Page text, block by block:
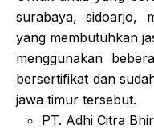
surabaya, sidoarjo,
yang membutuhkan
menggunakan
bersertifikat dan
jawa timur tersebut.
PT. Adhi Citra